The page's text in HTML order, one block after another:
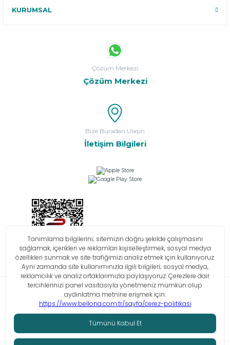
KURUMSAL
Çözüm Merkezi
Çözüm Merkezi
Bize Buradan Ulaşın
İletişim Bilgileri
Bilgi Toplumu Hizmetleri KVKK Çerez Politikası İşlem Rehberi